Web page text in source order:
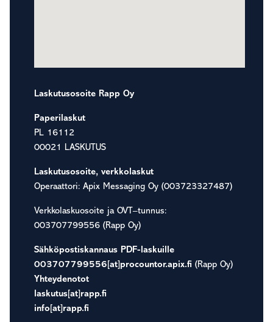
Laskutusosoite Rapp Oy
Paperilaskut
PL 16112
00021 LASKUTUS
Laskutusosoite, verkkolaskut
Operaattori: Apix Messaging Oy (003723327487)
Verkkolaskuosoite ja OVT–tunnus:
003707799556 (Rapp Oy)
Sähköpostiskannaus PDF-laskuille
003707799556[at]procountor.apix.fi (Rapp Oy)
Yhteydenotot
laskutus[at]rapp.fi
info[at]rapp.fi